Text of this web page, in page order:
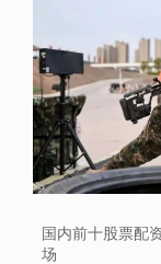
国内前十股票配
场